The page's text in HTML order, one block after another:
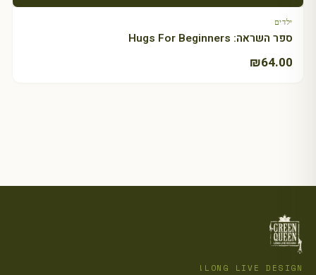
ילדים
ספר השראה: Hugs For Beginners
₪64.00
LONG LIVE DESIGN!